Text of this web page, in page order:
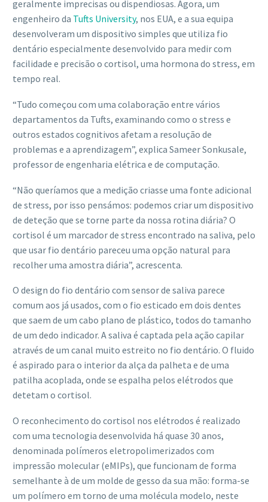
geralmente imprecisas ou dispendiosas. Agora, um
engenheiro da Tufts University, nos EUA, e a sua equipa
desenvolveram um dispositivo simples que utiliza fio
dentário especialmente desenvolvido para medir com
facilidade e precisão o cortisol, uma hormona do stress, em
tempo real.
“Tudo começou com uma colaboração entre vários
departamentos da Tufts, examinando como o stress e
outros estados cognitivos afetam a resolução de
problemas e a aprendizagem”, explica Sameer Sonkusale,
professor de engenharia elétrica e de computação.
“Não queríamos que a medição criasse uma fonte adicional
de stress, por isso pensámos: podemos criar um dispositivo
de deteção que se torne parte da nossa rotina diária? O
cortisol é um marcador de stress encontrado na saliva, pelo
que usar fio dentário pareceu uma opção natural para
recolher uma amostra diária”, acrescenta.
O design do fio dentário com sensor de saliva parece
comum aos já usados, com o fio esticado em dois dentes
que saem de um cabo plano de plástico, todos do tamanho
de um dedo indicador. A saliva é captada pela ação capilar
através de um canal muito estreito no fio dentário. O fluido
é aspirado para o interior da alça da palheta e de uma
patilha acoplada, onde se espalha pelos elétrodos que
detetam o cortisol.
O reconhecimento do cortisol nos elétrodos é realizado
com uma tecnologia desenvolvida há quase 30 anos,
denominada polímeros eletropolimerizados com
impressão molecular (eMIPs), que funcionam de forma
semelhante à de um molde de gesso da sua mão: forma-se
um polímero em torno de uma molécula modelo, neste